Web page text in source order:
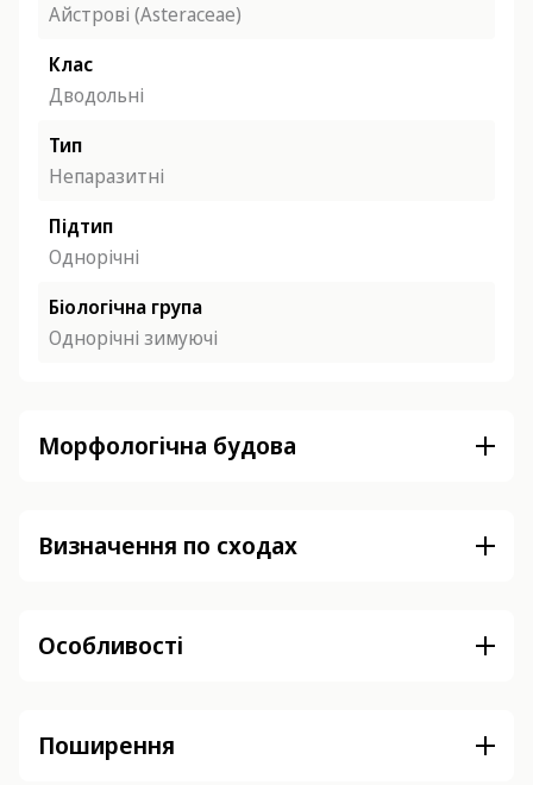
Айстрові (Asteraceae)
Клас
Дводольні
Тип
Непаразитні
Підтип
Однорічні
Біологічна група
Однорічні зимуючі
Морфологічна будова
Визначення по сходах
Особливості
Поширення